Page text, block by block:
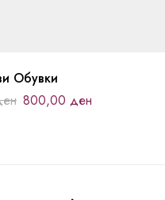
Обувки
800,00 ден